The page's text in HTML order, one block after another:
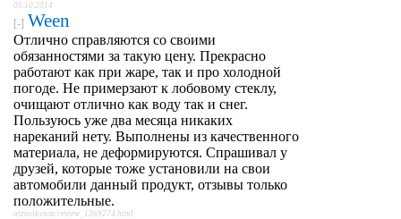
05.10.2014
[-] Ween
Отлично справляются со своими
обязанностями за такую цену. Прекрасно
работают как при жаре, так и про холодной
погоде. Не примерзают к лобовому стеклу,
очищают отлично как воду так и снег.
Пользуюсь уже два месяца никаких
нареканий нету. Выполнены из качественного
материала, не деформируются. Спрашивал у
друзей, которые тоже установили на свои
автомобили данный продукт, отзывы только
положительные.
otzovik.com/review_1369274.html